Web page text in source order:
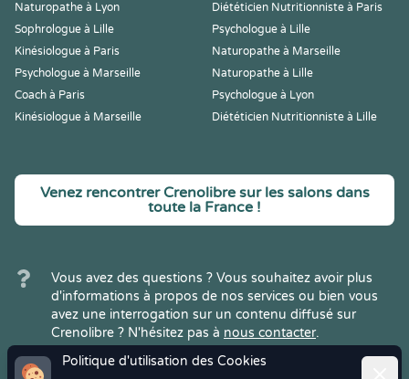
Politique d'utilisation des Cookies
Naturopathe à Lyon
Diététicien Nutritionniste à Paris
Sophrologue à Lille
Psychologue à Lille
Kinésiologue à Paris
Naturopathe à Marseille
Psychologue à Marseille
Naturopathe à Lille
Coach à Paris
Psychologue à Lyon
Kinésiologue à Marseille
Diététicien Nutritionniste à Lille
Venez rencontrer Crenolibre sur les salons dans
toute la France !
Vous avez des questions ? Vous souhaitez avoir plus
d'informations à propos de nos services ou bien vous
avez une interrogation sur un contenu diffusé sur
Crenolibre ? N'hésitez pas à nous contacter.